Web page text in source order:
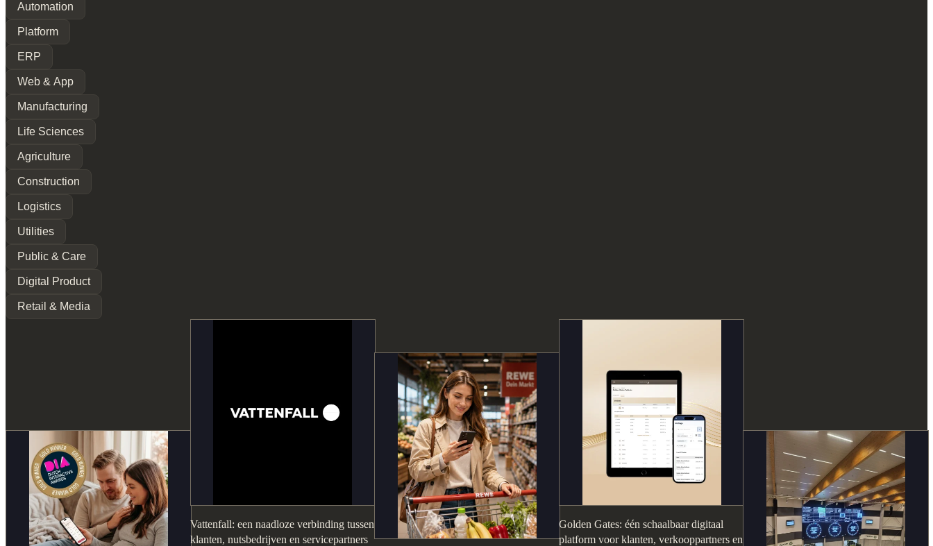
Automation
Platform
ERP
Web & App
Manufacturing
Life Sciences
Agriculture
Construction
Logistics
Utilities
Public & Care
Digital Product
Retail & Media
Vattenfall: een naadloze verbinding tussen
klanten, nutsbedrijven en servicepartners
Golden Gates: één schaalbaar digitaal
platform voor klanten, verkooppartners en